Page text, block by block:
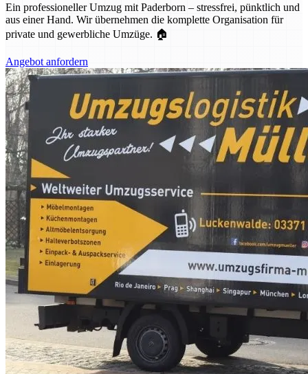
Ein professioneller Umzug mit Paderborn – stressfrei, pünktlich und
aus einer Hand. Wir übernehmen die komplette Organisation für
private und gewerbliche Umzüge. 🏠
Angebot anfordern